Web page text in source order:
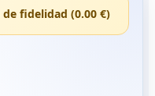
fidelidad (0.00 €)